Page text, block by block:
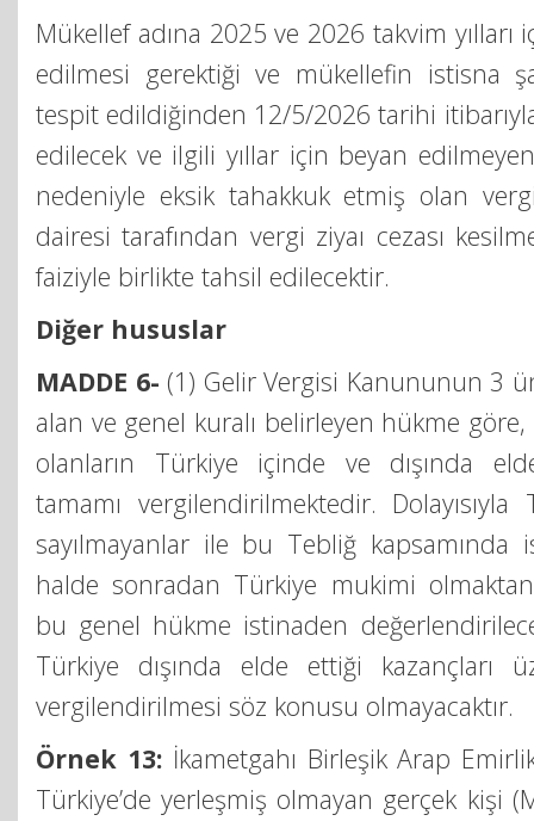
Mükellef adına 2025 ve 2026 takvim
edilmesi gerektiği ve mükellefin istisna
tespit edildiğinden 12/5/2026 tarihi
edilecek ve ilgili yıllar için beyan
nedeniyle eksik tahakkuk etmiş olan
dairesi tarafından vergi ziyaı cezası
faiziyle birlikte tahsil edilecektir.
Diğer hususlar
MADDE 6- (1) Gelir Vergisi Kanununun 3
alan ve genel kuralı belirleyen hükme göre,
olanların Türkiye içinde ve dışında
tamamı vergilendirilmektedir. Dolayısıyla
sayılmayanlar ile bu Tebliğ kapsamında
halde sonradan Türkiye mukimi
bu genel hükme istinaden
Türkiye dışında elde ettiği kazançları
vergilendirilmesi söz konusu olmayacaktır.
Örnek 13: İkametgahı Birleşik Arap
Türkiye’de yerleşmiş olmayan gerçek kişi